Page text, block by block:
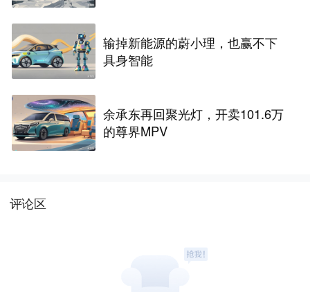
输掉新能源的蔚小理，也赢不下
具身智能
余承东再回聚光灯，开卖101.6万
的尊界MPV
评论区